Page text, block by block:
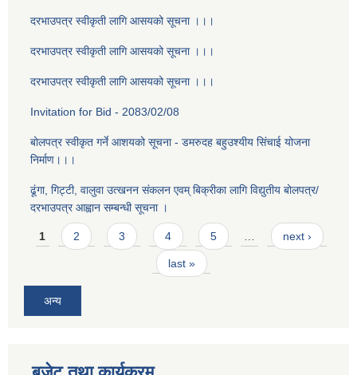
दरभाउपत्र स्वीकृती लागि आसयको सूचना ।।।
दरभाउपत्र स्वीकृती लागि आसयको सूचना ।।।
दरभाउपत्र स्वीकृती लागि आसयको सूचना ।।।
Invitation for Bid - 2083/02/08
बोलपत्र स्वीकृत गर्ने आशयको सूचना - डमरुदह बहुउश्यीय सिंचाई योजना
निर्माण।।।
ढूंगा, गिट्टी, वालुवा उत्खनन संकलन एवम् बिक्रीका लागि विद्युतीय बोलपत्र/
दरभाउपत्र आह्वान सम्बन्धी सूचना ।
Pages
1 2 3 4 5 … next ›
last »
अन्य